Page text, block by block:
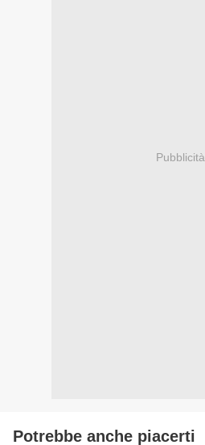
Pubblicità
Potrebbe anche piacerti